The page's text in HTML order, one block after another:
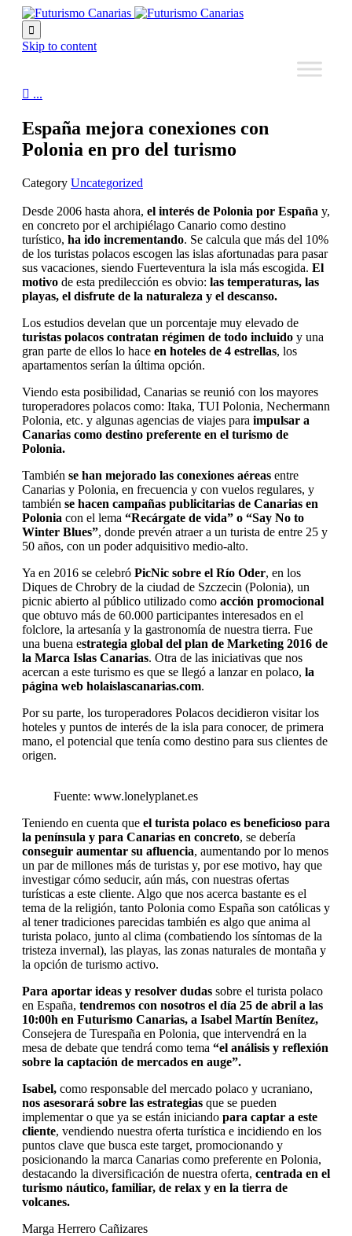

Skip to content
 ...
España mejora conexiones con
Polonia en pro del turismo
Category Uncategorized
Desde 2006 hasta ahora, el interés de Polonia por España y,
en concreto por el archipiélago Canario como destino
turístico, ha ido incrementando. Se calcula que más del 10%
de los turistas polacos escogen las islas afortunadas para pasar
sus vacaciones, siendo Fuerteventura la isla más escogida. El
motivo de esta predilección es obvio: las temperaturas, las
playas, el disfrute de la naturaleza y el descanso.
Los estudios develan que un porcentaje muy elevado de
turistas polacos contratan régimen de todo incluido y una
gran parte de ellos lo hace en hoteles de 4 estrellas, los
apartamentos serían la última opción.
Viendo esta posibilidad, Canarias se reunió con los mayores
turoperadores polacos como: Itaka, TUI Polonia, Nechermann
Polonia, etc. y algunas agencias de viajes para impulsar a
Canarias como destino preferente en el turismo de
Polonia.
También se han mejorado las conexiones aéreas entre
Canarias y Polonia, en frecuencia y con vuelos regulares, y
también se hacen campañas publicitarias de Canarias en
Polonia con el lema “Recárgate de vida” o “Say No to
Winter Blues”, donde prevén atraer a un turista de entre 25 y
50 años, con un poder adquisitivo medio-alto.
Ya en 2016 se celebró PicNic sobre el Río Oder, en los
Diques de Chrobry de la ciudad de Szczecin (Polonia), un
picnic abierto al público utilizado como acción promocional
que obtuvo más de 60.000 participantes interesados en el
folclore, la artesanía y la gastronomía de nuestra tierra. Fue
una buena estrategia global del plan de Marketing 2016 de
la Marca Islas Canarias. Otra de las iniciativas que nos
acercan a este turismo es que se llegó a lanzar en polaco, la
página web holaislascanarias.com.
Por su parte, los turoperadores Polacos decidieron visitar los
hoteles y puntos de interés de la isla para conocer, de primera
mano, el potencial que tenía como destino para sus clientes de
origen.
Fuente: www.lonelyplanet.es
Teniendo en cuenta que el turista polaco es beneficioso para
la península y para Canarias en concreto, se debería
conseguir aumentar su afluencia, aumentando por lo menos
un par de millones más de turistas y, por ese motivo, hay que
investigar cómo seducir, aún más, con nuestras ofertas
turísticas a este cliente. Algo que nos acerca bastante es el
tema de la religión, tanto Polonia como España son católicas y
al tener tradiciones parecidas también es algo que anima al
turista polaco, junto al clima (combatiendo los síntomas de la
tristeza invernal), las playas, las zonas naturales de montaña y
la opción de turismo activo.
Para aportar ideas y resolver dudas sobre el turista polaco
en España, tendremos con nosotros el día 25 de abril a las
10:00h en Futurismo Canarias, a Isabel Martín Benítez,
Consejera de Turespaña en Polonia, que intervendrá en la
mesa de debate que tendrá como tema “el análisis y reflexión
sobre la captación de mercados en auge”.
Isabel, como responsable del mercado polaco y ucraniano,
nos asesorará sobre las estrategias que se pueden
implementar o que ya se están iniciando para captar a este
cliente, vendiendo nuestra oferta turística e incidiendo en los
puntos clave que busca este target, promocionando y
posicionando la marca Canarias como preferente en Polonia,
destacando la diversificación de nuestra oferta, centrada en el
turismo náutico, familiar, de relax y en la tierra de
volcanes.
Marga Herrero Cañizares